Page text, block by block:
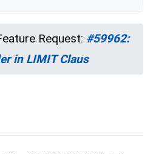
Request: #59962:
in LIMIT Claus